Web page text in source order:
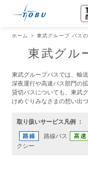
ホーム 東武グループ バス
東武グル
東武グループバスでは、輸
深夜運行や高速バス部門の
貸切バスについても、東武
けめぐりみなさまの想い出
取り扱いサービス凡例 ：
路線バス
クシー